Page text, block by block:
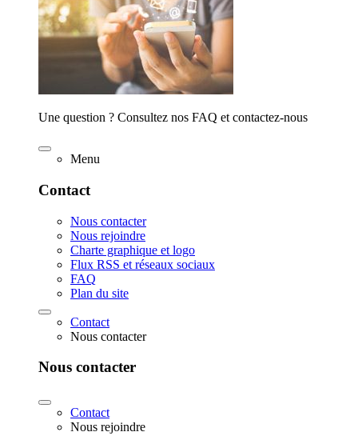
Une question ? Consultez nos FAQ et contactez-nous
Menu
Contact
Nous contacter
Nous rejoindre
Charte graphique et logo
Flux RSS et réseaux sociaux
FAQ
Plan du site
Contact
Nous contacter
Nous contacter
Contact
Nous rejoindre